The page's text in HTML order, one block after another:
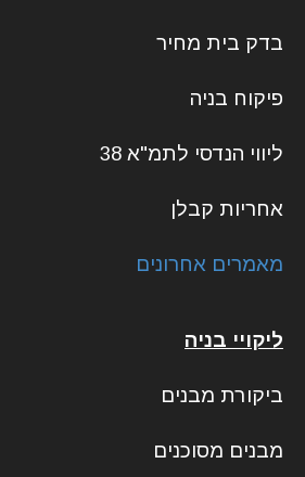
בדק בית מחיר
פיקוח בניה
ליווי הנדסי לתמ"א 38
אחריות קבלן
מאמרים אחרונים
ליקויי בניה
ביקורת מבנים
מבנים מסוכנים